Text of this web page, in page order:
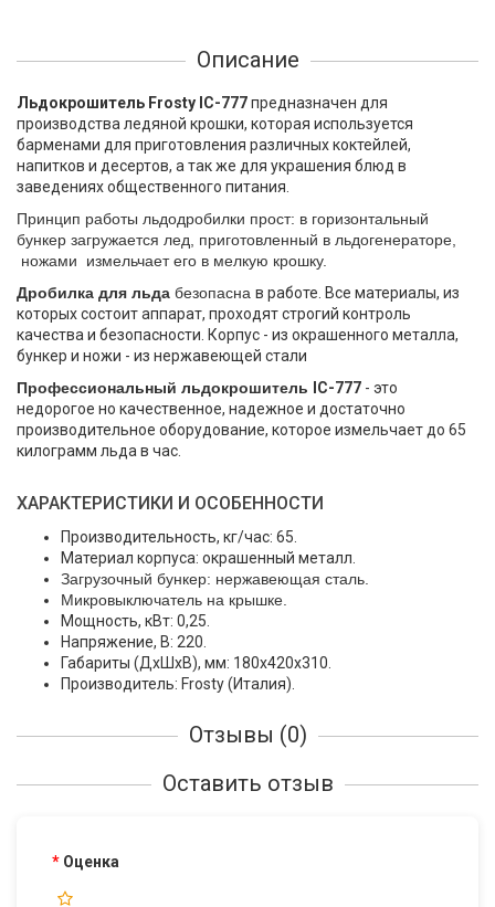
Описание
Льдокрошитель Frosty IC-777предназначен для
производства ледяной крошки, которая используется
барменами для приготовления различных коктейлей,
напитков и десертов, а так же для украшения блюд в
заведениях общественного питания.
Принцип работы льдодробилки прост: в горизонтальный
бункер загружается лед, приготовленный в льдогенераторе,
ножами измельчает его в мелкую крошку.
Дробилка для льда безопасна в работе. Все материалы, из
которых состоит аппарат, проходят строгий контроль
качества и безопасности. Корпус - из окрашенного металла,
бункер и ножи - из нержавеющей стали
Профессиональный льдокрошитель
IC-777 - это
недорогое но качественное, надежное и достаточно
производительное оборудование, которое измельчает до 65
килограмм льда в час.
ХАРАКТЕРИСТИКИ И ОСОБЕННОСТИ
Производительность, кг/час: 65.
Материал корпуса: окрашенный металл.
Загрузочный бункер: нержавеющая сталь.
Микровыключатель на крышке.
Мощность, кВт: 0,25.
Напряжение, В: 220.
Габариты (ДхШхВ), мм: 180х420х310.
Производитель: Frosty (Италия).
Отзывы (0)
Оставить отзыв
Оценка